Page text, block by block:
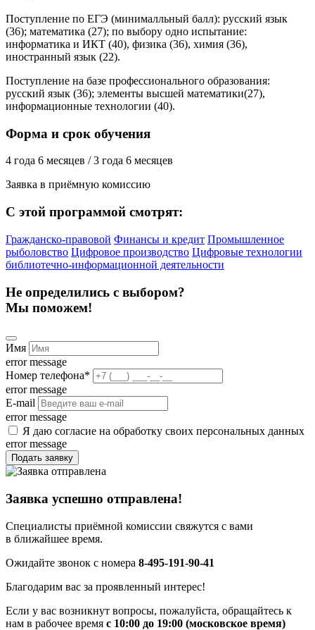
Поступление по ЕГЭ (минималльный балл): русский язык
(36); математика (27); по выбору одно испытание:
информатика и ИКТ (40), физика (36), химия (36),
иностранный язык (22).
Поступление на базе профессионального образования:
русский язык (36); элементы высшей математики(27),
информационные технологии (40).
Форма и срок обучения
4 года 6 месяцев / 3 года 6 месяцев
Заявка в приёмную комиссию
С этой программой смотрят:
Гражданско-правовой Финансы и кредит Промышленное
рыболовство Цифровое производство Цифровые технологии
библиотечно-информационной деятельности
Не определились с выбором?
Мы поможем!
Имя
error message
Номер телефона*
error message
E-mail
error message
Я даю согласие на обработку своих персональных данных
error message
Подать заявку
Заявка успешно отправлена!
Специалисты приёмной комиссии свяжутся с вами
в ближайшее время.
Ожидайте звонок с номера 8-495-191-90-41
Благодарим вас за проявленный интерес!
Если у вас возникнут вопросы, пожалуйста, обращайтесь к
нам в рабочее время с 10:00 до 19:00 (московское время)